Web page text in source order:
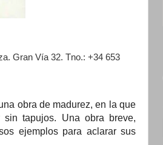
Gran Vía 32. Tno.: +34 653
obra de madurez, en la que
tapujos. Una obra breve,
ejemplos para aclarar sus